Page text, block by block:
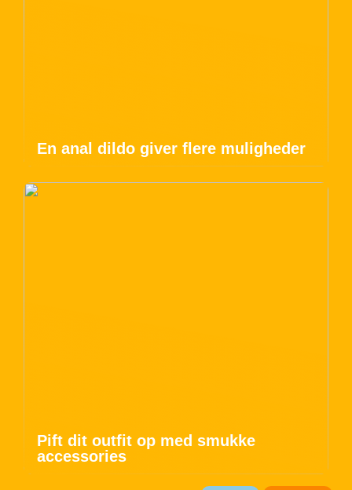
En anal dildo giver flere muligheder
Pift dit outfit op med smukke
accessories